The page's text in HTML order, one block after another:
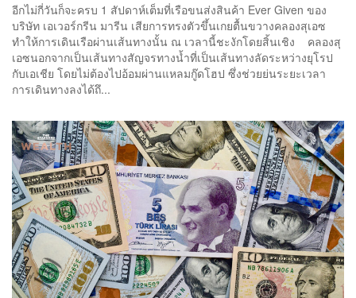
อีกไม่กี่วันก็จะครบ 1 สัปดาห์เต็มที่เรือขนส่งสินค้า Ever Given ของ
บริษัท เอเวอร์กรีน มารีน เสียการทรงตัวขึ้นเกยตื้นขวางคลองสุเอซ
ทำให้การเดินเรือผ่านเส้นทางนั้น ณ เวลานี้ชะงักโดยสิ้นเชิง คลองสุ
เอซนอกจากเป็นเส้นทางสัญจรทางน้ำที่เป็นเส้นทางลัดระหว่างยุโรป
กับเอเชีย โดยไม่ต้องไปอ้อมผ่านแหลมกู๊ดโฮป ซึ่งช่วยย่นระยะเวลา
การเดินทางลงได้ถึ...